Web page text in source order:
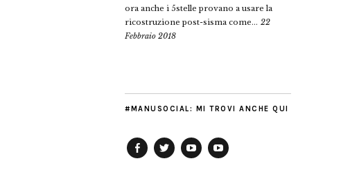
ora anche i 5stelle provano a usare la
ricostruzione post-sisma come... 22
Febbraio 2018
#MANUSOCIAL: MI TROVI ANCHE QUI